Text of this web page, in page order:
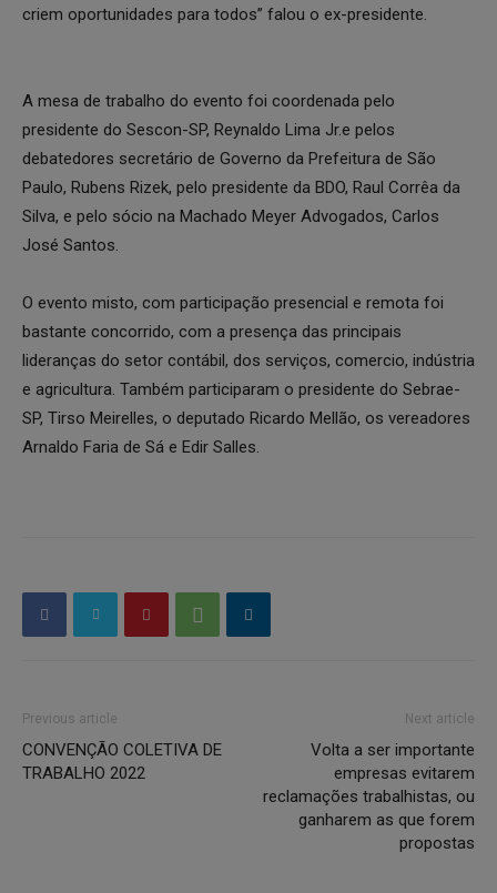
criem oportunidades para todos” falou o ex-presidente.
A mesa de trabalho do evento foi coordenada pelo
presidente do Sescon-SP, Reynaldo Lima Jr.e pelos
debatedores secretário de Governo da Prefeitura de São
Paulo, Rubens Rizek, pelo presidente da BDO, Raul Corrêa da
Silva, e pelo sócio na Machado Meyer Advogados, Carlos
José Santos.
O evento misto, com participação presencial e remota foi
bastante concorrido, com a presença das principais
lideranças do setor contábil, dos serviços, comercio, indústria
e agricultura. Também participaram o presidente do Sebrae-
SP, Tirso Meirelles, o deputado Ricardo Mellão, os vereadores
Arnaldo Faria de Sá e Edir Salles.
Previous article
CONVENÇÃO COLETIVA DE
TRABALHO 2022
Next article
Volta a ser importante
empresas evitarem
reclamações trabalhistas, ou
ganharem as que forem
propostas